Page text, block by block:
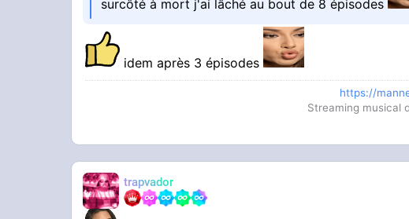
surcôté à mort j'ai lâché au bout de 8 épisodes
idem après 3 épisodes
https://
Streaming musical
trapvador